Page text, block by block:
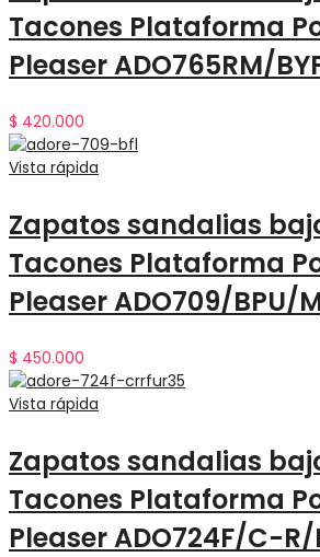
Tacones Plataforma
Pleaser ADO765RM/
$ 420.000
Vista rápida
Zapatos sandalias
Tacones Plataforma
Pleaser ADO709/BPU/
$ 450.000
Vista rápida
Zapatos sandalias
Tacones Plataforma
Pleaser ADO724F/C-R/